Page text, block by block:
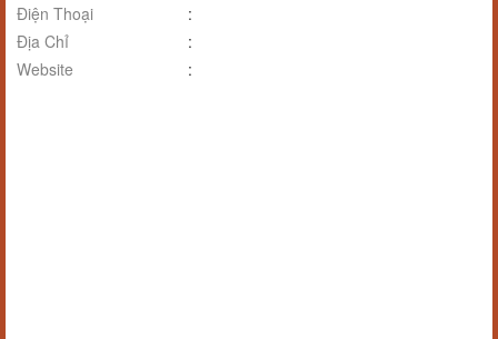
Điện Thoại
:
Địa Chỉ
:
Website
: